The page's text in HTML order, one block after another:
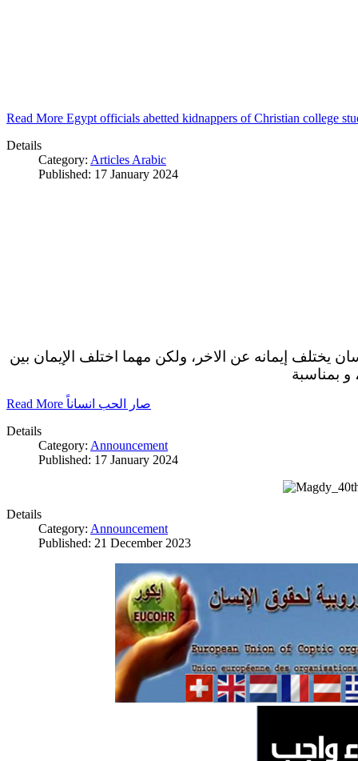
Read More Egypt officials abetted kidnappers of Christian college
Details
Category: Articles Arabic
Published: 17 January 2024
يختلف إيمانه عن الاخر، ولكن مهما اختلف الإيمان بين
و بمناسبة
Read More صار الحب انساناً
Details
Category: Announcement
Published: 17 January 2024
Details
Category: Announcement
Published: 21 December 2023